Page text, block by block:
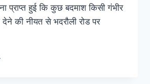
प्राप्त हुई कि कुछ बदमाश किसी गंभीर
की नीयत से भदरौली रोड पर